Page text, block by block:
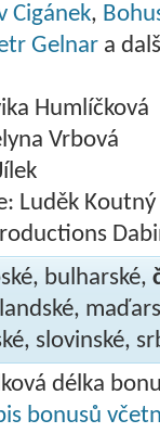
Cigánek,
Gelnar a
Humlíčková
Vrbová
Luděk Koutný
bulharské,
slovinské,
délka
bonusů